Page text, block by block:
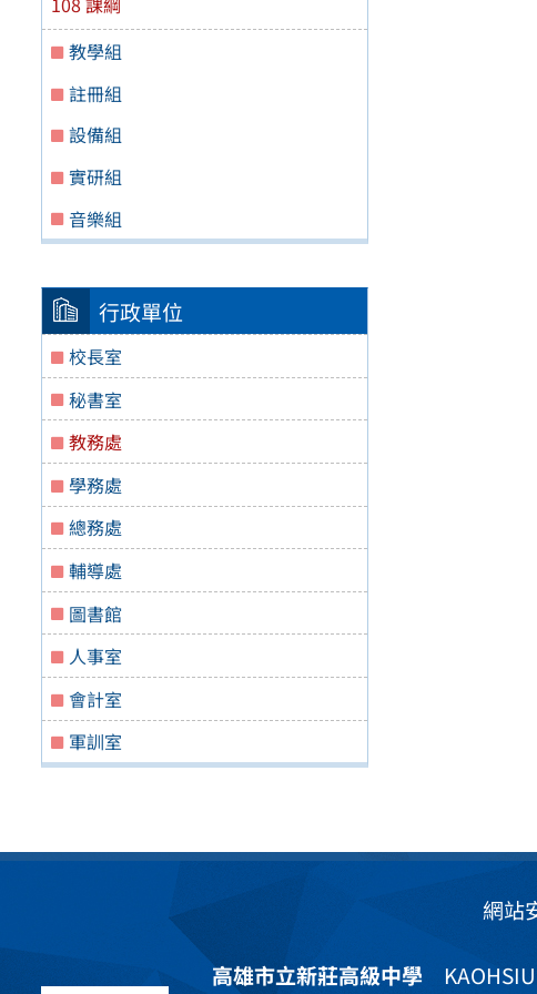
教學組
註冊組
設備組
實研組
音樂組
行政單位
校長室
秘書室
教務處
學務處
總務處
輔導處
圖書館
人事室
會計室
軍訓室
網站
高雄市立新莊高級中學